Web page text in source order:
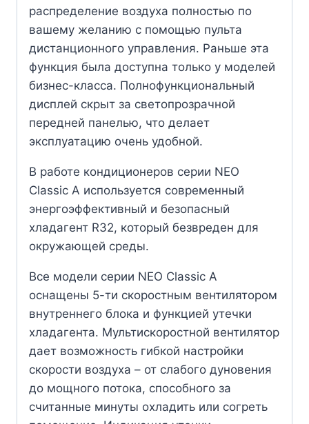
распределение воздуха полностью по
вашему желанию с помощью пульта
дистанционного управления. Раньше эта
функция была доступна только у моделей
бизнес-класса. Полнофункциональный
дисплей скрыт за светопрозрачной
передней панелью, что делает
эксплуатацию очень удобной.
В работе кондиционеров серии NEO
Classic A используется современный
энергоэффективный и безопасный
хладагент R32, который безвреден для
окружающей среды.
Все модели серии NEO Classic A
оснащены 5-ти скоростным вентилятором
внутреннего блока и функцией утечки
хладагента. Мультискоростной вентилятор
дает возможность гибкой настройки
скорости воздуха – от слабого дуновения
до мощного потока, способного за
считанные минуты охладить или согреть